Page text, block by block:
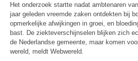
Het onderzoek startte nadat ambtenaren
jaar geleden vreemde zaken ontdekten bij
opmerkelijke afwijkingen in groei, en
bast. De ziekteverschijnselen blijken zich
de Nederlandse gemeente, maar komen
wereld, meldt Webwereld.